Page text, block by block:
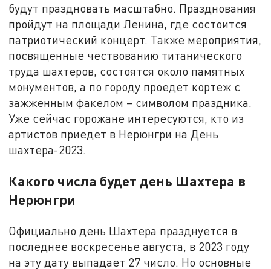
будут праздновать масштабно. Празднования
пройдут на площади Ленина, где состоится
патриотический концерт. Также мероприятия,
посвященные чествованию титанического
труда шахтеров, состоятся около памятных
монументов, а по городу проедет кортеж с
зажженным факелом – символом праздника.
Уже сейчас горожане интересуются, кто из
артистов приедет в Нерюнгри на День
шахтера-2023.
Какого числа будет день Шахтера в
Нерюнгри
Официально день Шахтера празднуется в
последнее воскресенье августа, в 2023 году
на эту дату выпадает 27 число. Но основные